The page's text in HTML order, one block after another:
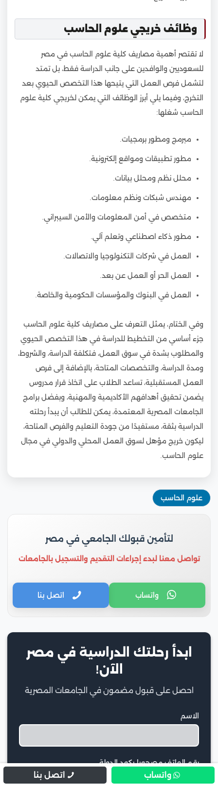
وظائف خريجي علوم الحاسب
لا تقتصر أهمية مصاريف كلية علوم الحاسب في مصر
للسعوديين والوافدين على جانب الدراسة فقط، بل تمتد
لتشمل فرص العمل التي يتيحها هذا التخصص الحيوي بعد
التخرج، وفيما يلي أبرز الوظائف التي يمكن لخريجي كلية علوم
الحاسب شغلها:
مبرمج ومطور برمجيات.
مطور تطبيقات ومواقع إلكترونية.
محلل نظم ومحلل بيانات.
مهندس شبكات ونظم معلومات.
متخصص في أمن المعلومات والأمن السيبراني.
مطور ذكاء اصطناعي وتعلم آلي.
العمل في شركات التكنولوجيا والاتصالات.
العمل الحر أو العمل عن بعد.
العمل في البنوك والمؤسسات الحكومية والخاصة.
وفي الختام، يمثل التعرف على مصاريف كلية علوم الحاسب
جزء أساسي من التخطيط للدراسة في هذا التخصص الحيوي
والمطلوب بشدة في سوق العمل، فتكلفة الدراسة، والشروط،
ومدة الدراسة، والتخصصات المتاحة، بالإضافة إلى فرص
العمل المستقبلية، تساعد الطلاب على اتخاذ قرار مدروس
يضمن تحقيق أهدافهم الأكاديمية والمهنية، وبفضل برامج
الجامعات المصرية المعتمدة، يمكن للطالب أن يبدأ رحلته
الدراسية بثقة، مستفيدًا من جودة التعليم والفرص المتاحة،
ليكون خريج مؤهل لسوق العمل المحلي والدولي في مجال
علوم الحاسب.
علوم الحاسب
لتأمين قبولك الجامعي في مصر
تواصل معنا لبدء إجراءات التقديم والتسجيل بالجامعات
واتساب اتصل بنا
ابدأ رحلتك الدراسية في مصر
الآن!
احصل على قبول مضمون في الجامعات المصرية
الاسم
رقم الهاتف مصحوبا بكود الدولة
واتساب اتصل بنا